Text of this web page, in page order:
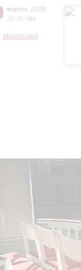
марта
2019
18:30 Чт
Музиторий